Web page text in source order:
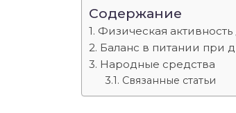
Содержание
Физическая
Баланс в питании при
Народные средства
Связанные статьи